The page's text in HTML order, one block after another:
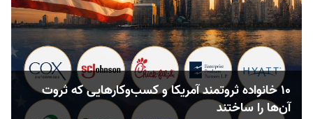
۱۰ خانواده ثروتمند آمریکا و کسب‌وکارهایی که ثروت
آن‌ها را ساختند